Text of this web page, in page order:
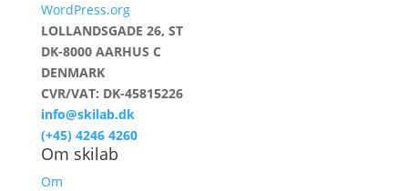
WordPress.org
LOLLANDSGADE 26, ST
DK-8000 AARHUS C
DENMARK
CVR/VAT: DK-45815226
info@skilab.dk
(+45) 4246 4260
Om skilab
Om